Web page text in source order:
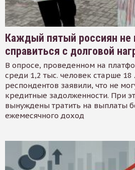
Каждый пятый россиян
справиться с долговой
В опросе, проведенном на
среди 1,2 тыс. человек старше 18
респондентов заявили, что не
кредитные задолженности. При
вынуждены тратить на выплаты
ежемесячного доход